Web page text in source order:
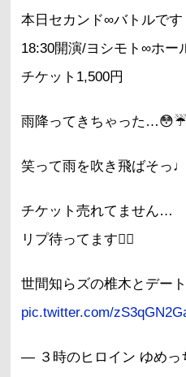
本日セカンド∞バトルです
18:30開演/ヨシモト∞ホー
チケット1,500円
雨降ってきちゃった…😳☔
笑って雨を吹き飛ばそっ
チケット売れてません…
リプ待ってます🙇‍♀️
世間知らズの椎木とデー
pic.twitter.com/
— ３時のヒロイン ゆめっ